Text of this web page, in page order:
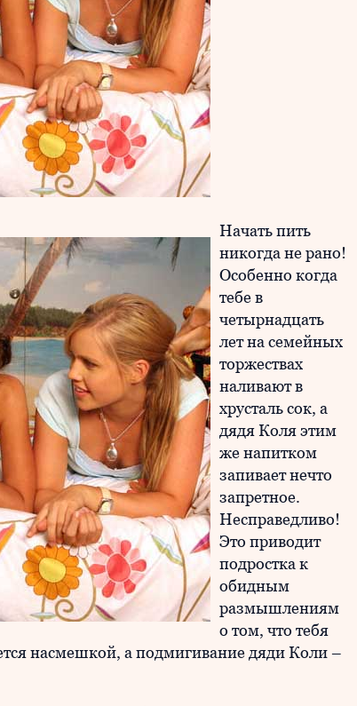
Начать пить
никогда не рано!
Особенно когда
тебе в
четырнадцать
лет на семейных
торжествах
наливают в
хрусталь сок, а
дядя Коля этим
же напитком
запивает нечто
запретное.
Несправедливо!
Это приводит
подростка к
обидным
размышлениям
о том, что тебя
насмешкой, а подмигивание дяди Коли –